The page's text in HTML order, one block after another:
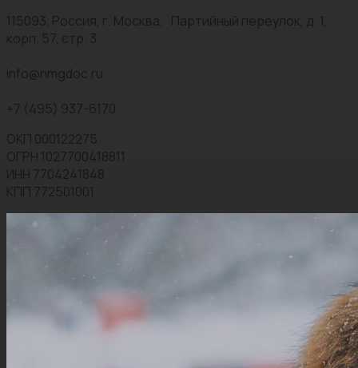
115093, Россия, г. Москва, Партийный переулок, д. 1,
корп. 57, стр. 3
info@nmgdoc.ru
+7 (495) 937-6170
ОКП 000122275
ОГРН 1027700418811